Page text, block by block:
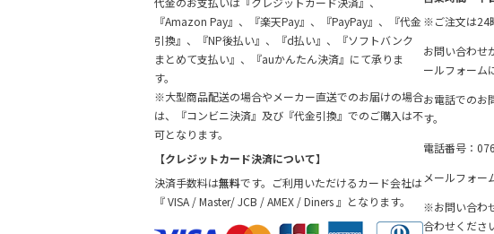
『Amazon Pay』、『楽天Pay』、『PayPay』、『代金
引換』、『NP後払い』、『d払い』、『ソフトバンク
まとめて支払い』、『auかんたん決済』にて承りま
す。
※大型商品配送の場合やメーカー直送でのお届けの場合
は、『コンビニ決済』及び『代金引換』でのご購入は不
可となります。
【クレジットカード決済について】
決済手数料は無料です。ご利用いただけるカード会社は
『 VISA / Master/ JCB / AMEX / Diners 』となります。
※ご注文は24
お問い合わせ
ールフォーム
お電話でのお
す。
電話番号：
メールフォー
※お問い合わ
合わせくださ